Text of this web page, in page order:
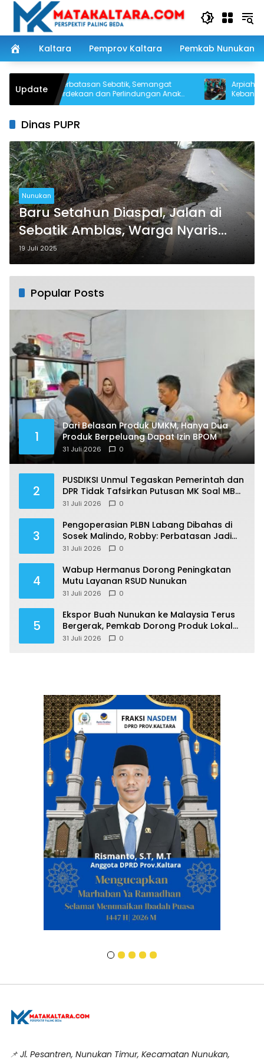
Langsung
konten
Kaltara
Pemprov Kaltara Pemkab Nunukan
Update
Dari Perbatasan Sebatik, Semangat
Kemerdekaan dan Perlindungan Anak
Digaungkan Jelang HUT RI ke-81
Arpiah
Kebangsaan
NKRI dari
Dinas PUPR
Nunukan
Baru Setahun Diaspal, Jalan di
Sebatik Amblas, Warga Nyaris
Celaka Kades Minta Perbaikan
Sebelum Ada Korban
19 Juli 2025
Popular Posts
1
Dari Belasan Produk UMKM, Hanya Dua
Produk Berpeluang Dapat Izin BPOM
31 Juli 2026 0
2
PUSDIKSI Unmul Tegaskan Pemerintah dan
DPR Tidak Tafsirkan Putusan MK Soal MBG
Sesuka Hati
31 Juli 2026 0
3
Pengoperasian PLBN Labang Dibahas di
Sosek Malindo, Robby: Perbatasan Jadi
Motor Ekonomi
31 Juli 2026 0
4
Wabup Hermanus Dorong Peningkatan
Mutu Layanan RSUD Nunukan
31 Juli 2026 0
5
Ekspor Buah Nunukan ke Malaysia Terus
Bergerak, Pemkab Dorong Produk Lokal
Naik Kelas
31 Juli 2026 0
📌 Jl. Pesantren, Nunukan Timur, Kecamatan Nunukan,